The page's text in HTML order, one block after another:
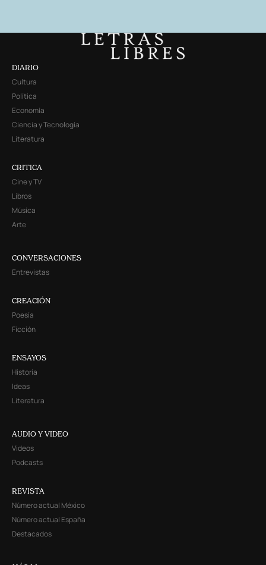
DIARIO
Cultura
Política
Economía
Ciencia y Tecnología
Literatura
CRITICA
Cine y TV
Libros
Música
Arte
CONVERSACIONES
Entrevistas
CREACIÓN
Poesía
Ficción
ENSAYOS
Historia
Ideas
Literatura
AUDIO Y VIDEO
Videos
Podcasts
REVISTA
Número actual México
Número actual España
Destacados